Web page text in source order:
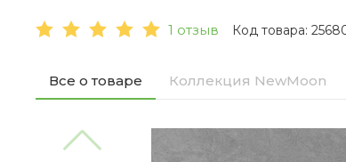
1 отзыв Код товара:
Все о товаре Коллекция NewMoon